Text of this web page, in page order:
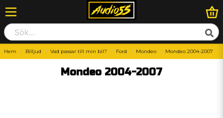
Hem Billjud Vad passar till min bil? Ford Mondeo Mondeo 2004-2007
Mondeo 2004-2007